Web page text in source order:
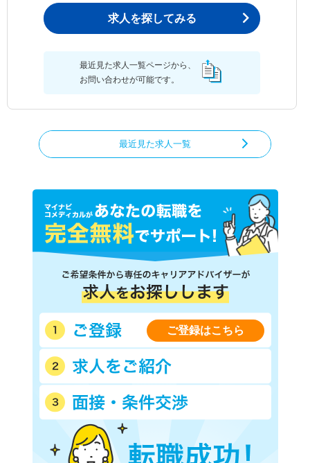
求人を探してみる
最近見た求人一覧ページから、
お問い合わせが可能です。
最近見た求人一覧
ご登録はこちら